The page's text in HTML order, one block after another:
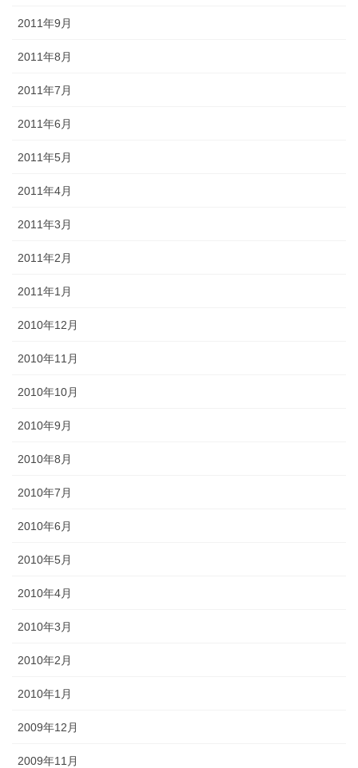
2011年9月
2011年8月
2011年7月
2011年6月
2011年5月
2011年4月
2011年3月
2011年2月
2011年1月
2010年12月
2010年11月
2010年10月
2010年9月
2010年8月
2010年7月
2010年6月
2010年5月
2010年4月
2010年3月
2010年2月
2010年1月
2009年12月
2009年11月